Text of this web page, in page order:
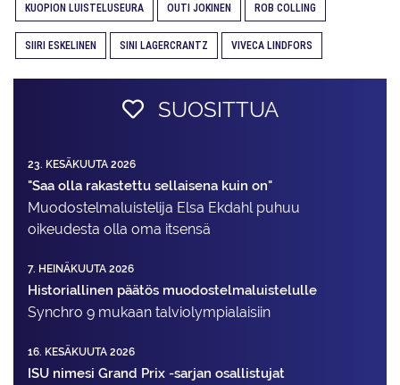
KUOPION LUISTELUSEURA OUTI JOKINEN ROB COLLING
SIIRI ESKELINEN SINI LAGERCRANTZ VIVECA LINDFORS
SUOSITTUA
23. KESÄKUUTA 2026
"Saa olla rakastettu sellaisena kuin on"
Muodostelma­luistelija Elsa Ekdahl puhuu
oikeudesta olla oma itsensä
7. HEINÄKUUTA 2026
Historiallinen päätös muodostelmaluistelulle
Synchro 9 mukaan talviolympialaisiin
16. KESÄKUUTA 2026
ISU nimesi Grand Prix -sarjan osallistujat